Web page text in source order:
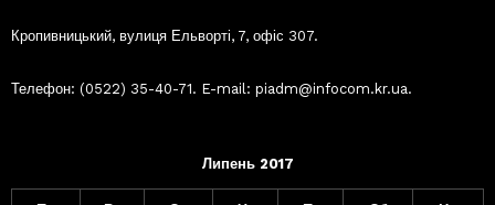
Кропивницький, вулиця Ельворті, 7, офіс 307.
Телефон: (0522) 35-40-71. E-mail: piadm@infocom.kr.ua.
Липень 2017